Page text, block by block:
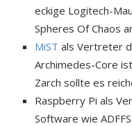
eckige Logitech-
Spheres Of Chaos
MiST als Vertreter
Archimedes-Core
Zarch sollte es
Raspberry Pi als
Software wie